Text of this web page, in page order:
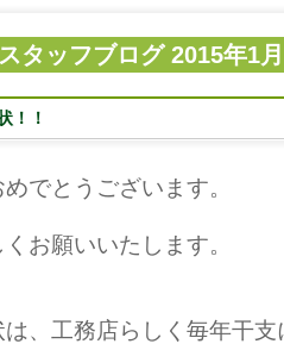
スタッフブログ 2015年1
！！
でとうございます。
お願いいたします。
、工務店らしく毎年干支